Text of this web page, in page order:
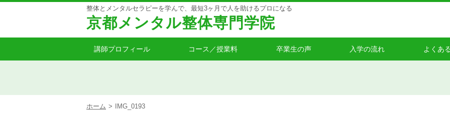
整体とメンタルセラピーを学んで、最短3ヶ月で人を助けるプロになる
京都メンタル整体専門学院
講師プロフィール コース／授業料 卒業生の声 入学の流れ よくあ
ホーム > IMG_0193